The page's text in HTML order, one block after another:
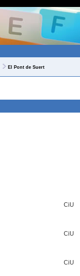
El Pont de Suert
CiU
CiU
CiU